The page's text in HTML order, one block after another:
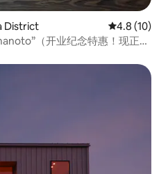
District 平均评分
4.8 (10)
（开业纪念特惠！现正以